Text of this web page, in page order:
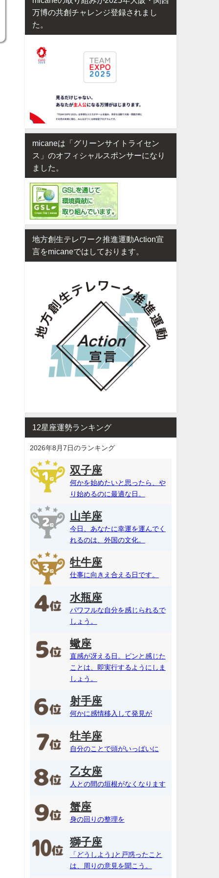
万博の共創チャレンジ登録されまし
た。
micaneは「グリーンサイトライセン
ス」のオフィシャルスポンサーになり
ました。
地方創生テレワーク推進運動Action宣
言をmicaneではしております。
12星座運勢ランキング
2026年8月7日のランキング
双子座
何かを始めたいと思ったら、や
り始めるのに最適な日。
山羊座
今日、あなたに幸運を運んでく
れるのは、外国の文化。
牡牛座
仕事に向きえ合える日です。
水瓶座
パワフルな自分を感じられるで
しょう。
蠍座
直感が冴える日。ピンと感じた
ことは、即実行するようにしま
しょう。
射手座
何かに感情移入して発見が
牡羊座
自分のことで頭がいっぱいに
乙女座
人との間の垣根がなくなります
蟹座
身の回りの整理を
獅子座
「どうしよう｣と戸惑ったこと
は、周りの意見を聞こう。